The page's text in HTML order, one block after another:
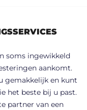
soms ingewikkeld
aankomt.
gemakkelijk en kunt
het beste bij u past.
partner van een